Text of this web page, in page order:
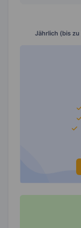
Jährlich (bis zu